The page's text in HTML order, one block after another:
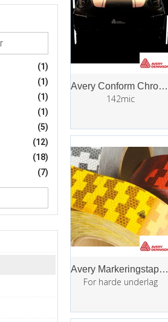
(1)
(1)
(1)
(1)
(5)
(12)
(18)
(7)
Avery Conform Chrome Film
142mic
Avery Markeringstape V-6700
For harde underlag